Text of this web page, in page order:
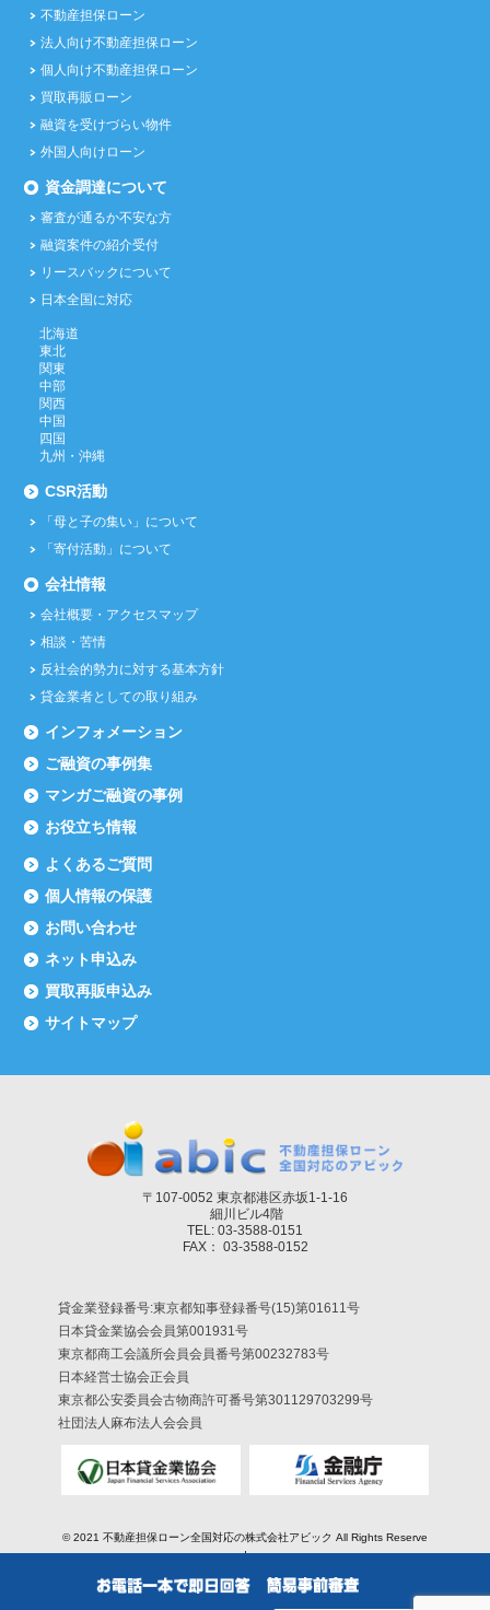
不動産担保ローン
法人向け不動産担保ローン
個人向け不動産担保ローン
買取再販ローン
融資を受けづらい物件
外国人向けローン
資金調達について
審査が通るか不安な方
融資案件の紹介受付
リースバックについて
日本全国に対応
北海道
東北
関東
中部
関西
中国
四国
九州・沖縄
CSR活動
「母と子の集い」について
「寄付活動」について
会社情報
会社概要・アクセスマップ
相談・苦情
反社会的勢力に対する基本方針
貸金業者としての取り組み
インフォメーション
ご融資の事例集
マンガご融資の事例
お役立ち情報
よくあるご質問
個人情報の保護
お問い合わせ
ネット申込み
買取再販申込み
サイトマップ
〒107-0052 東京都港区赤坂1-1-16
細川ビル4階
TEL: 03-3588-0151
FAX： 03-3588-0152
貸金業登録番号:東京都知事登録番号(15)第01611号
日本貸金業協会会員第001931号
東京都商工会議所会員会員番号第00232783号
日本経営士協会正会員
東京都公安委員会古物商許可番号第301129703299号
社団法人麻布法人会会員
© 2021 不動産担保ローン全国対応の株式会社アビック All Rights Reserve
d.